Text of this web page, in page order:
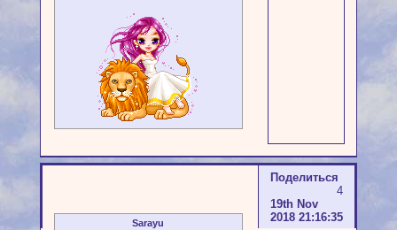
Поделиться
4
19th Nov
2018 21:16:35
Sarayu